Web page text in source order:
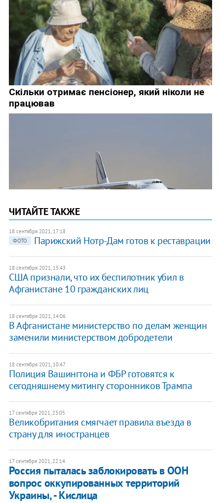
ЧИТАЙТЕ ТАКЖЕ
18 сентября 2021, 17:18
ФОТО
Парижский Нотр-Дам готов к реставрации
18 сентября 2021, 15:43
США признали, что их беспилотник убил в
Афганистане 10 гражданских лиц
18 сентября 2021, 14:06
В Афганистане министерство по делам женщин
заменили министерством добродетели
18 сентября 2021, 10:47
Полиция Вашингтона и ФБР готовятся к
сегодняшнему митингу сторонников Трампа
17 сентября 2021, 23:05
Великобритания смягчает правила въезда в
страну для иностранцев
17 сентября 2021, 22:14
Россия пыталась заблокировать в ООН
вопрос оккупированных территорий
Украины, - Кислица